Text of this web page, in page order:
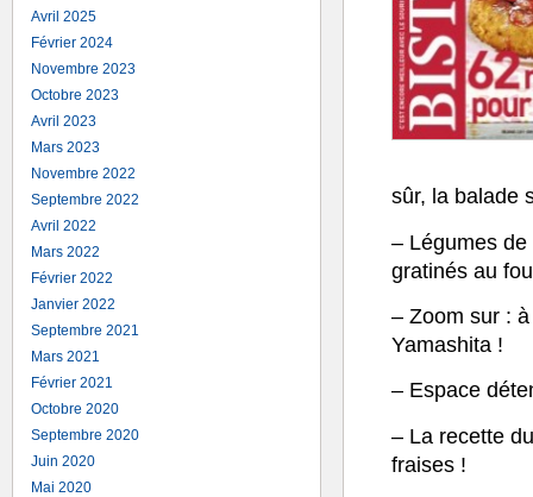
sûr, la balade
– Légumes
gratinés au
– Zoom sur :
Yamashita !
– Espace
– La recette
fraises !
Avril 2025
Février 2024
Novembre 2023
Octobre 2023
Avril 2023
Mars 2023
Novembre 2022
Septembre 2022
Avril 2022
Mars 2022
Février 2022
Janvier 2022
Septembre 2021
Mars 2021
Février 2021
Octobre 2020
Septembre 2020
Juin 2020
Mai 2020